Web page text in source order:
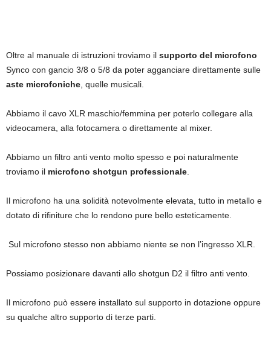
Oltre al manuale di istruzioni troviamo il supporto del microfono
Synco con gancio 3/8 o 5/8 da poter agganciare direttamente sulle
aste microfoniche, quelle musicali.
Abbiamo il cavo XLR maschio/femmina per poterlo collegare alla
videocamera, alla fotocamera o direttamente al mixer.
Abbiamo un filtro anti vento molto spesso e poi naturalmente
troviamo il microfono shotgun professionale.
Il microfono ha una solidità notevolmente elevata, tutto in metallo e
dotato di rifiniture che lo rendono pure bello esteticamente.
Sul microfono stesso non abbiamo niente se non l’ingresso XLR.
Possiamo posizionare davanti allo shotgun D2 il filtro anti vento.
Il microfono può essere installato sul supporto in dotazione oppure
su qualche altro supporto di terze parti.